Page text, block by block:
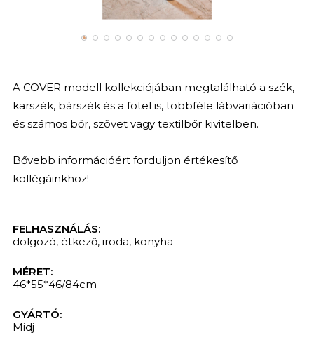
A COVER modell kollekciójában megtalálható a szék,
karszék, bárszék és a fotel is, többféle lábvariációban
és számos bőr, szövet vagy textilbőr kivitelben.
Bővebb információért forduljon értékesítő
kollégáinkhoz!
FELHASZNÁLÁS:
dolgozó, étkező, iroda, konyha
MÉRET:
46*55*46/84cm
GYÁRTÓ:
Midj